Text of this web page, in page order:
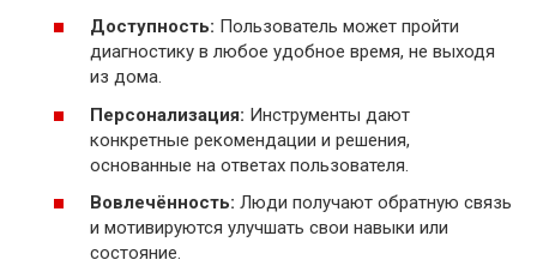
Доступность: Пользователь может пройти
диагностику в любое удобное время, не выходя
из дома.
Персонализация: Инструменты дают
конкретные рекомендации и решения,
основанные на ответах пользователя.
Вовлечённость: Люди получают обратную связь
и мотивируются улучшать свои навыки или
состояние.